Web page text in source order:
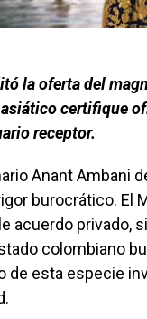
la oferta del
certifique
receptor.
Anant Ambani
burocrático. El
acuerdo privado,
colombiano
de esta especie